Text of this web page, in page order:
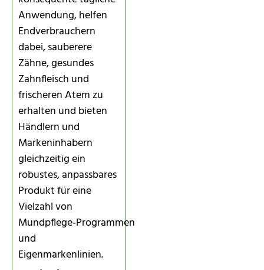
Anwendung, helfen
Endverbrauchern
dabei, sauberere
Zähne, gesundes
Zahnfleisch und
frischeren Atem zu
erhalten und bieten
Händlern und
Markeninhabern
gleichzeitig ein
robustes, anpassbares
Produkt für eine
Vielzahl von
Mundpflege‑Programmen
und
Eigenmarkenlinien.